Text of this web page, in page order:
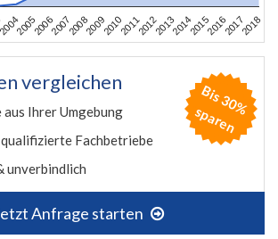
20052006200720082009201020112012201320142015201620172018
vergleichen
Ihrer Umgebung
Fachbetriebe
unverbindlich
Anfrage starten
B
is
3
0
%
s
p
a
r
e
n